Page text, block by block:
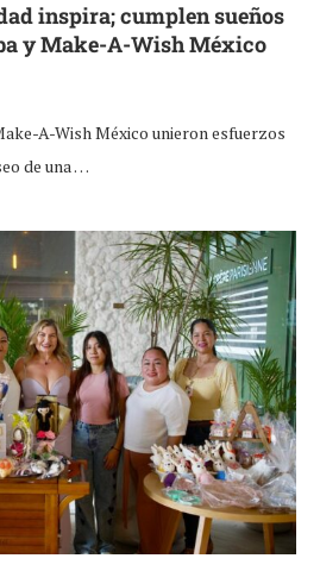
inspira; cumplen sueños
y Make-A-Wish México
A-Wish México unieron esfuerzos
de una …